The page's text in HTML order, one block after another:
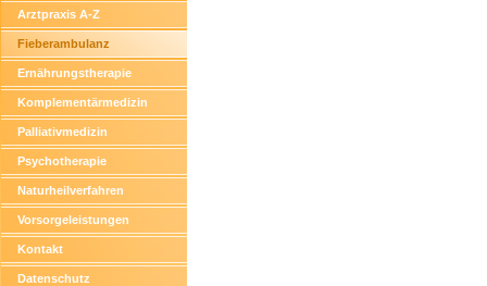
Arztpraxis A-Z
Fieberambulanz
Ernährungstherapie
Komplementärmedizin
Palliativmedizin
Psychotherapie
Naturheilverfahren
Vorsorgeleistungen
Kontakt
Datenschutz